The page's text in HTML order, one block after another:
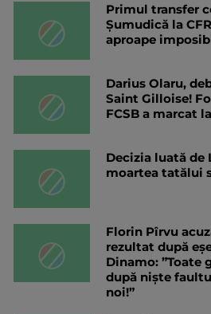
Primul transfer
Șumudică la
aproape
Darius Olaru,
Saint Gilloise!
FCSB a marcat
Decizia luată de
moartea tatălui
Florin Pîrvu
rezultat după
Dinamo: ”Toate
după niște
noi!”